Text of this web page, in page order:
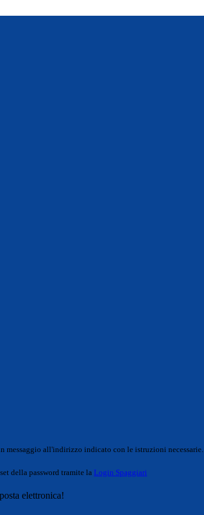
messaggio all'indirizzo indicato con le istruzioni necessarie.
della password tramite la Login Spaggiari
elettronica!